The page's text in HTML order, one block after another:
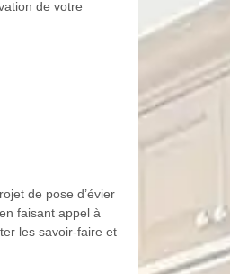
de votre
de pose d’évier
faisant appel à
les savoir-faire et